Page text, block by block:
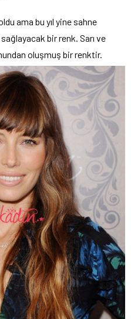
ama bu yıl yine sahne
bir renk. Sarı ve
oluşmuş bir renktir.